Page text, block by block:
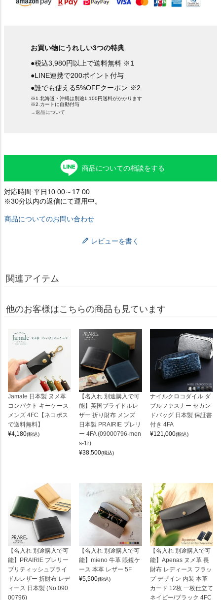
お買い物にうれしい3つの特典
●税込3,980円以上で送料無料 ※1
●LINE連携で200ポイント付与
●誰でも使える5%OFFクーポン ※2
※1.北海道・沖縄は別途1,100円送料がかかります
※2.カートに自動付与
→返品について
商品についての相談をする
対応時間:平日10:00～17:00
※30分以内の返信にて運用中。
商品についてのお問い合わせ
レビューを書く
関連アイテム
他のお客様はこちらの商品も見ています
Jamale 日本製 ヌメ革
コンパクト キーケース
メンズ 4FC【ネコポス
で送料無料】
¥4,180(税込)
【名入れ 別途購入で可
能】英国ブライドルレ
ザー 折り財布 メンズ
日本製 PRAIRIE プレリ
ー 4FA (09000796-men
s-1r)
¥38,500(税込)
ナイルクロコダイル ダ
ブルファスナー セカン
ドバッグ 日本製 保証書
付き 4FA
¥121,000(税込)
【名入れ 別途購入で可
能】PRAIRIE プレリー
ブリティッシュブライ
ドルレザー 折財布 レデ
ィース 日本製 (No.090
00796)
【名入れ 別途購入で可
能】mieno 牛革 眼鏡ケ
ース 本革 レザー 5F
¥5,500(税込)
【名入れ 別途購入で可
能】Apenas ヌメ革 長
財布 レディース フラッ
プ デザイン 内装 本革
カード 12枚 一枚仕立て
ネイビー/ブラック 4FC